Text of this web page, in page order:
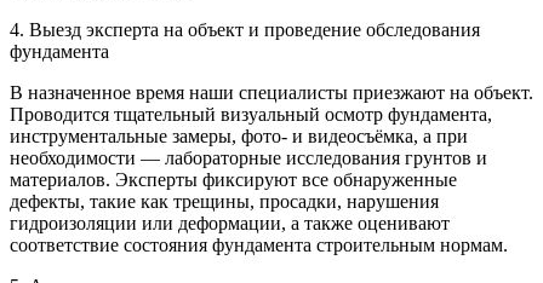
4. Выезд эксперта на объект и проведение обследования
фундамента
В назначенное время наши специалисты приезжают на объект.
Проводится тщательный визуальный осмотр фундамента,
инструментальные замеры, фото- и видеосъёмка, а при
необходимости — лабораторные исследования грунтов и
материалов. Эксперты фиксируют все обнаруженные
дефекты, такие как трещины, просадки, нарушения
гидроизоляции или деформации, а также оценивают
соответствие состояния фундамента строительным нормам.